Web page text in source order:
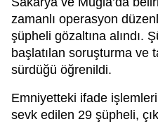
zamanlı operasyon
şüpheli gözaltına alındı.
başlatılan soruşturma ve
sürdüğü öğrenildi.
Emniyetteki ifade
sevk edilen 29 şüpheli,